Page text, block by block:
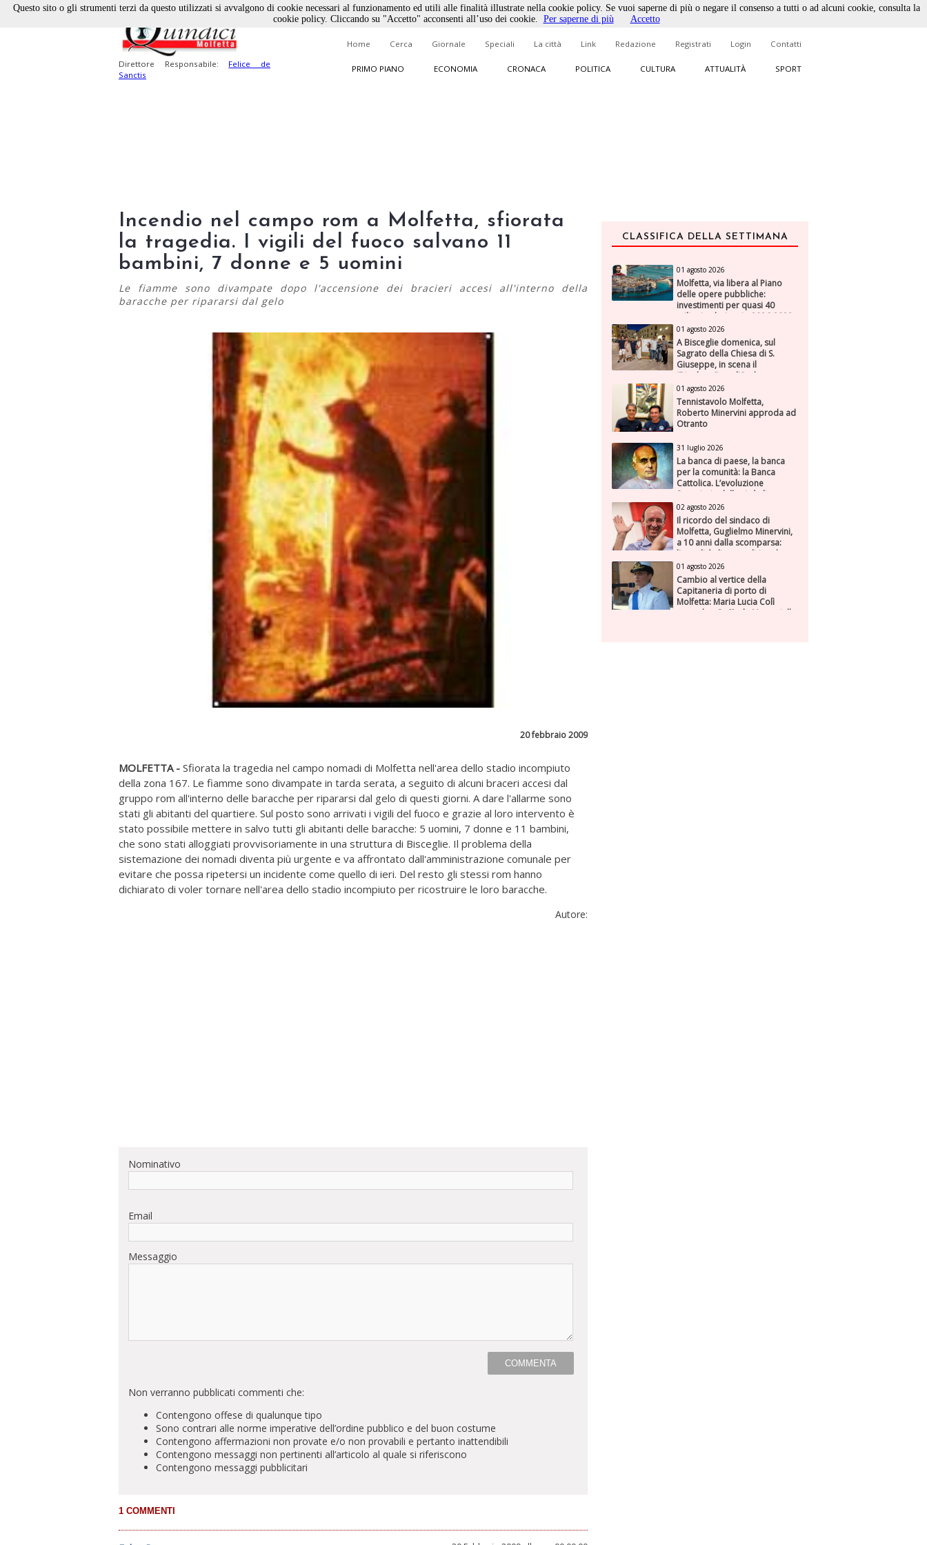
Direttore Responsabile: Felice de
Sanctis
Home Cerca Giornale Speciali La città Link Redazione Registrati Login Contatti
PRIMO PIANO ECONOMIA CRONACA POLITICA CULTURA ATTUALITÀ SPORT
Incendio nel campo rom a Molfetta, sfiorata
la tragedia. I vigili del fuoco salvano 11
bambini, 7 donne e 5 uomini
Le fiamme sono divampate dopo l'accensione dei bracieri accesi all'interno della
baracche per ripararsi dal gelo
20 febbraio 2009
MOLFETTA - Sfiorata la tragedia nel campo nomadi di Molfetta nell'area dello stadio incompiuto
della zona 167. Le fiamme sono divampate in tarda serata, a seguito di alcuni braceri accesi dal
gruppo rom all'interno delle baracche per ripararsi dal gelo di questi giorni. A dare l'allarme sono
stati gli abitanti del quartiere. Sul posto sono arrivati i vigili del fuoco e grazie al loro intervento è
stato possibile mettere in salvo tutti gli abitanti delle baracche: 5 uomini, 7 donne e 11 bambini,
che sono stati alloggiati provvisoriamente in una struttura di Bisceglie. Il problema della
sistemazione dei nomadi diventa più urgente e va affrontato dall'amministrazione comunale per
evitare che possa ripetersi un incidente come quello di ieri. Del resto gli stessi rom hanno
dichiarato di voler tornare nell'area dello stadio incompiuto per ricostruire le loro baracche.
Autore:
Nominativo
Email
Messaggio
Non verranno pubblicati commenti che:
Contengono offese di qualunque tipo
Sono contrari alle norme imperative dell’ordine pubblico e del buon costume
Contengono affermazioni non provate e/o non provabili e pertanto inattendibili
Contengono messaggi non pertinenti all’articolo al quale si riferiscono
Contengono messaggi pubblicitari
CLASSIFICA DELLA SETTIMANA
01 agosto 2026
Molfetta, via libera al Piano
delle opere pubbliche:
investimenti per quasi 40
milioni nel triennio 2026-2028
01 agosto 2026
A Bisceglie domenica, sul
Sagrato della Chiesa di S.
Giuseppe, in scena il
“Rigoletto” con l’Orchestra
Sinfonica Federiciana
01 agosto 2026
Tennistavolo Molfetta,
Roberto Minervini approda ad
Otranto
31 luglio 2026
La banca di paese, la banca
per la comunità: la Banca
Cattolica. L’evoluzione
finanziaria della città di
Molfetta (Parte seconda)
02 agosto 2026
Il ricordo del sindaco di
Molfetta, Guglielmo Minervini,
a 10 anni dalla scomparsa:
l'attualità di una politica che
genera futuro
01 agosto 2026
Cambio al vertice della
Capitaneria di porto di
Molfetta: Maria Lucia Colì
succede a Raffaele Muscariello
Questo sito o gli strumenti terzi da questo utilizzati si avvalgono di cookie necessari al funzionamento ed utili alle finalità illustrate nella cookie policy. Se vuoi saperne di più o negare il consenso a tutti o ad alcuni cookie, consulta la
cookie policy. Cliccando su "Accetto" acconsenti all’uso dei cookie. Per saperne di più Accetto